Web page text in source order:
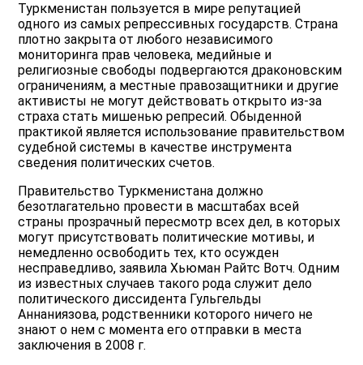
Туркменистан пользуется в мире репутацией
одного из самых репрессивных государств. Страна
плотно закрыта от любого независимого
мониторинга прав человека, медийные и
религиозные свободы подвергаются драконовским
ограничениям, а местные правозащитники и другие
активисты не могут действовать открыто из-за
страха стать мишенью репресий. Обыденной
практикой является использование правительством
судебной системы в качестве инструмента
сведения политических счетов.
Правительство Туркменистана должно
безотлагательно провести в масштабах всей
страны прозрачный пересмотр всех дел, в которых
могут присутствовать политические мотивы, и
немедленно освободить тех, кто осужден
несправедливо, заявила Хьюман Райтс Вотч. Одним
из известных случаев такого рода служит дело
политического диссидента Гульгельды
Аннаниязова, родственники которого ничего не
знают о нем с момента его отправки в места
заключения в 2008 г.